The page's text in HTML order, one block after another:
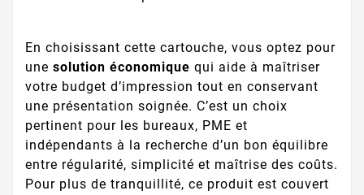
En choisissant cette cartouche, vous optez pour
une solution économique qui aide à maîtriser
votre budget d’impression tout en conservant
une présentation soignée. C’est un choix
pertinent pour les bureaux, PME et
indépendants à la recherche d’un bon équilibre
entre régularité, simplicité et maîtrise des coûts.
Pour plus de tranquillité, ce produit est couvert